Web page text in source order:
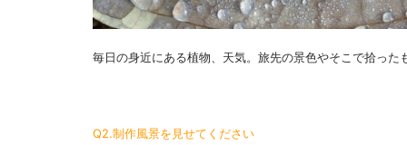
毎日の身近にある植物、天気。旅先の景色やそこで拾った
Q2.制作風景を見せてください